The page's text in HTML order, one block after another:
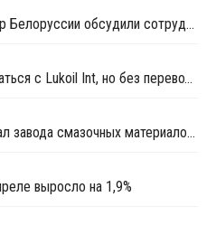
Мишустин и премьер-министр Белоруссии обсудили сотрудничество РФ и Белоруссии в сфере углеводородов
Лондон разрешил расплачиваться с Lukoil Int, но без перевода средств Лукойлу
Тосол-Синтез вошел в капитал завода смазочных материалов "Девон"
выросло на 1,9%